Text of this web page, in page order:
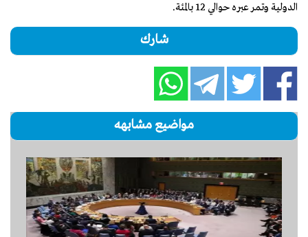
الدولية وتمر عبره حوالي 12 بالمئة.
شارك
مواضيع مشابهه